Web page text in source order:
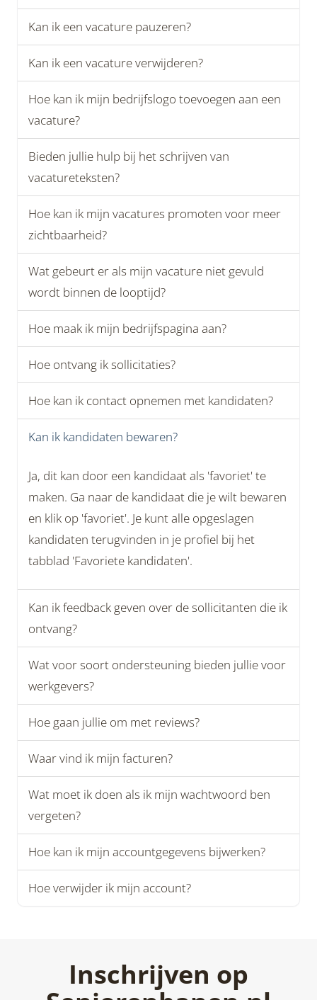
Kan ik een vacature pauzeren?
Kan ik een vacature verwijderen?
Hoe kan ik mijn bedrijfslogo toevoegen aan een
vacature?
Bieden jullie hulp bij het schrijven van
vacatureteksten?
Hoe kan ik mijn vacatures promoten voor meer
zichtbaarheid?
Wat gebeurt er als mijn vacature niet gevuld
wordt binnen de looptijd?
Hoe maak ik mijn bedrijfspagina aan?
Hoe ontvang ik sollicitaties?
Hoe kan ik contact opnemen met kandidaten?
Kan ik kandidaten bewaren?
Ja, dit kan door een kandidaat als 'favoriet' te
maken. Ga naar de kandidaat die je wilt bewaren
en klik op 'favoriet'. Je kunt alle opgeslagen
kandidaten terugvinden in je profiel bij het
tabblad 'Favoriete kandidaten'.
Kan ik feedback geven over de sollicitanten die ik
ontvang?
Wat voor soort ondersteuning bieden jullie voor
werkgevers?
Hoe gaan jullie om met reviews?
Waar vind ik mijn facturen?
Wat moet ik doen als ik mijn wachtwoord ben
vergeten?
Hoe kan ik mijn accountgegevens bijwerken?
Hoe verwijder ik mijn account?
Inschrijven op